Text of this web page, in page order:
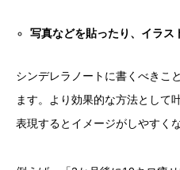
写真などを貼ったり、イラス
シンデレラノートに書くべきこ
ます。より効果的な方法として
表現するとイメージがしやすく